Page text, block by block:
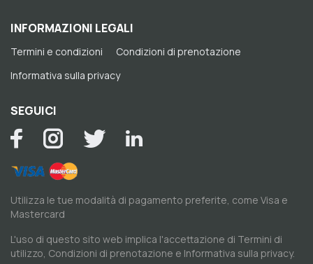
INFORMAZIONI LEGALI
Termini e condizioni
Condizioni di prenotazione
Informativa sulla privacy
SEGUICI
Utilizza le tue modalità di pagamento preferite, come Visa e
Mastercard
L'uso di questo sito web implica l'accettazione di Termini di
utilizzo, Condizioni di prenotazione e Informativa sulla privacy.